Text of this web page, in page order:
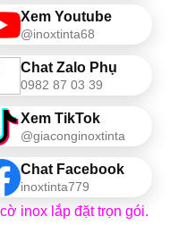
Xem Youtube
@inoxtinta68
Chat Zalo Phụ
0982 87 03 39
Xem TikTok
@giaconginoxtinta
Chat Facebook
inoxtinta779
inox lắp đặt trọn gói.